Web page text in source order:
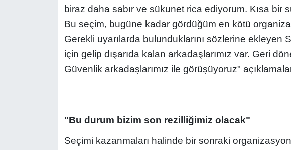
biraz daha sabır ve sükunet rica ediyorum. Kısa bir
Bu seçim, bugüne kadar gördüğüm en kötü
Gerekli uyarılarda bulunduklarını sözlerine ekleyen
için gelip dışarıda kalan arkadaşlarımız var. Geri
Güvenlik arkadaşlarımız ile görüşüyoruz"
"Bu durum bizim son rezilliğimiz olacak"
Seçimi kazanmaları halinde bir sonraki